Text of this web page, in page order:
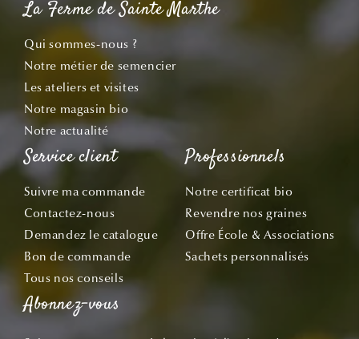
La Ferme de Sainte Marthe
Qui sommes-nous ?
Notre métier de semencier
Les ateliers et visites
Notre magasin bio
Notre actualité
Service client
Suivre ma commande
Contactez-nous
Demandez le catalogue
Bon de commande
Tous nos conseils
Professionnels
Notre certificat bio
Revendre nos graines
Offre École & Associations
Sachets personnalisés
Abonnez-vous